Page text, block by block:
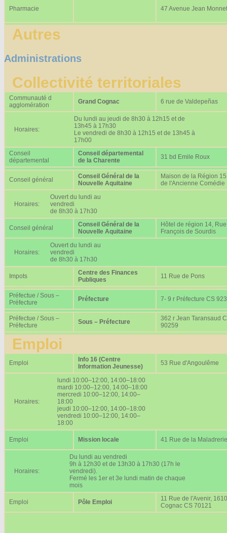
Pharmacie 47 Avenue Jean Monnet
Autres
Administrations
Collectivité territoriales
Communauté d
agglomération
Grand Cognac 6 rue de Valdepeñas
Horaires:
Du lundi au jeudi de 8h30 à 12h15 et de
13h45 à 17h30
Le vendredi de 8h30 à 12h15 et de 13h45 à
17h00
Conseil
départemental
Conseil départemental
de la Charente
31 bd Emile Roux
Conseil général
Conseil Général de la
Nouvelle Aquitaine
Maison de la Région
de l'Ancienne Comédie
Horaires:
Ouvert du lundi au
vendredi
de 8h30 à 17h30
Conseil général
Conseil Général de la
Nouvelle Aquitaine
Hôtel de région 14, Rue
François de Sourdis
Horaires:
Ouvert du lundi au
vendredi
de 8h30 à 17h30
Impots
Centre des Finances
Publiques
11 Rue de Pons
Préfectue / Sous –
Préfecture
Préfecture 7- 9 r Préfecture CS
Préfectue / Sous –
Préfecture
Sous – Préfecture
362 r Jean Taransaud
90259
Emploi
Emploi
Info 16 (Centre
Information Jeunesse)
53 Rue d'Angoulême
Horaires:
lundi 10:00–12:00, 14:00–18:00
mardi 10:00–12:00, 14:00–18:00
mercredi 10:00–12:00, 14:00–
18:00
jeudi 10:00–12:00, 14:00–18:00
vendredi 10:00–12:00, 14:00–
18:00
Emploi Mission locale 41 Rue de la Maladrerie
Horaires:
Du lundi au vendredi
9h à 12h30 et de 13h30 à 17h30 (17h le
vendredi).
Fermé les 1er et 3e lundi matin de chaque
mois
Emploi Pôle Emploi
11 Rue de l'Avenir,
Cognac CS 70121